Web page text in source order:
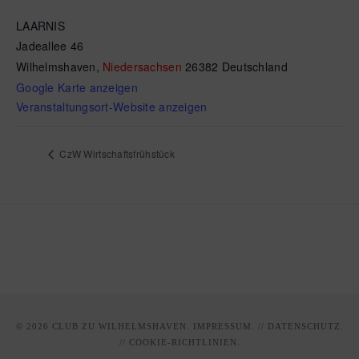
LAARNIS
Jadeallee 46
Wilhelmshaven, Niedersachsen 26382 Deutschland
Google Karte anzeigen
Veranstaltungsort-Website anzeigen
CzW Wirtschaftsfrühstück
© 2026 CLUB ZU WILHELMSHAVEN. IMPRESSUM DATENSCHUTZ
COOKIE-RICHTLINIEN